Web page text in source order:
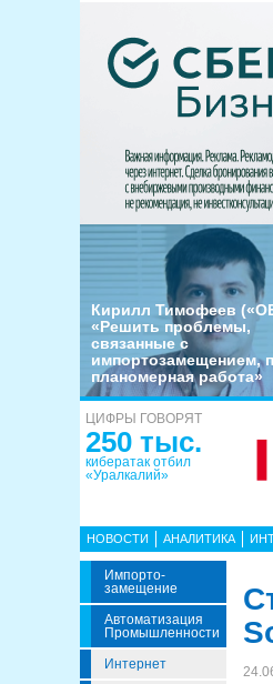
Кирилл Тимофеев
«Решить проблемы,
связанные с
импортозамещением,
планомерная работа»
ЦИФРЫ ГОВОРЯТ
250 тыс.
кибератак отбил
«Уралкалий»
НОВОСТИ АНАЛИТИКА
Импорто­
Замещение
Автоматизация
Промышленности
Интернет